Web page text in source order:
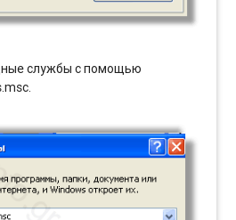
службы с помощью